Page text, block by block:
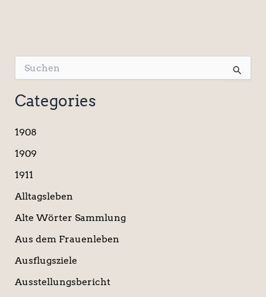
u
c
h
n
a
h
Categories
1908
1909
1911
Alltagsleben
Alte Wörter Sammlung
Aus dem Frauenleben
Ausflugsziele
Ausstellungsbericht